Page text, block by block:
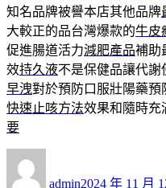
知名品牌被譽本店其他品牌
大較正的品台灣爆款的牛皮
促進腸道活力減肥產品補助
效持久液不是保健品讓代
早洩對於預防口服壯陽藥
快速止咳方法效果和隨時充
要
admin佈
2024 年 11 月